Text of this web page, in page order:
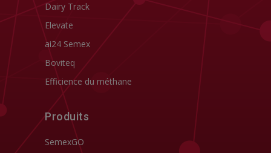
Dairy Track
Elevate
ai24 Semex
Boviteq
Efficience du méthane
Produits
SemexGO